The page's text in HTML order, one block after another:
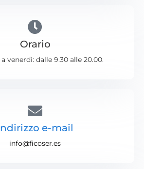
Orario
venerdì: dalle 9.30 alle 20.00.
e-mail
info@ficoser.es